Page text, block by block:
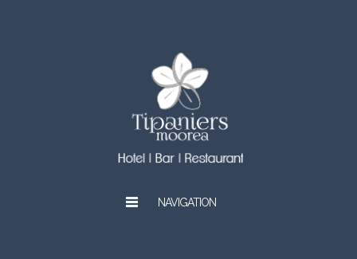
NAVIGATION